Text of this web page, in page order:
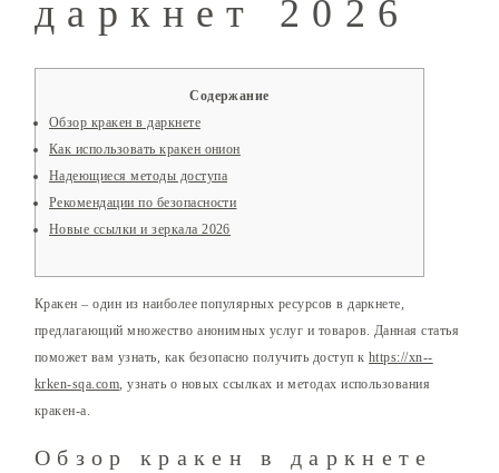
даркнет 2026
Содержание
Обзор кракен в даркнете
Как использовать кракен онион
Надеющиеся методы доступа
Рекомендации по безопасности
Новые ссылки и зеркала 2026
Кракен – один из наиболее популярных ресурсов в даркнете,
предлагающий множество анонимных услуг и товаров. Данная статья
поможет вам узнать, как безопасно получить доступ к https://xn--
krken-sqa.com, узнать о новых ссылках и методах использования
кракен-а.
Обзор кракен в даркнете